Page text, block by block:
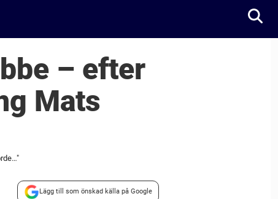
– efter
Mats
Lägg till som önskad källa på Google